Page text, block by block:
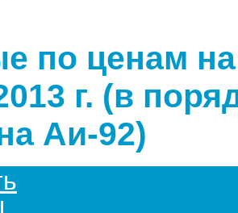
по ценам
г. (в
Аи-92)